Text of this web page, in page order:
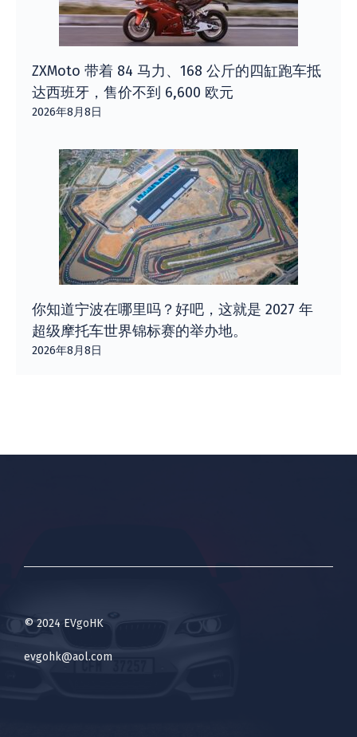
ZXMoto 带着 84 马力、168 公斤的四缸跑车抵
达西班牙，售价不到 6,600 欧元
2026年8月8日
你知道宁波在哪里吗？好吧，这就是 2027 年
超级摩托车世界锦标赛的举办地。
2026年8月8日
© 2024 EVgoHK
evgohk@aol.com